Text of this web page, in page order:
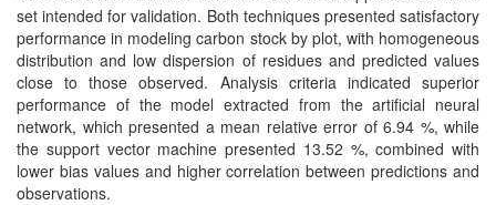
set intended for validation. Both techniques presented satisfactory
performance in modeling carbon stock by plot, with homogeneous
distribution and low dispersion of residues and predicted values
close to those observed. Analysis criteria indicated superior
performance of the model extracted from the artificial neural
network, which presented a mean relative error of 6.94 %, while
the support vector machine presented 13.52 %, combined with
lower bias values and higher correlation between predictions and
observations.